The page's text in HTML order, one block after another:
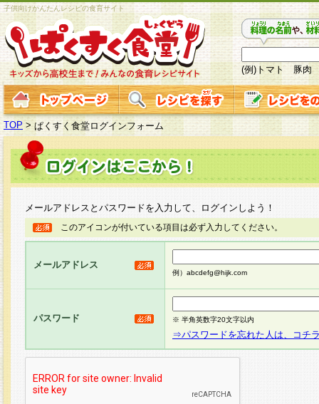
子供向けかんたんレシピの食育サイト
(例)トマト 豚肉
TOP > ぱくすく食堂ログインフォーム
メールアドレスとパスワードを入力して、ログインしよう！
このアイコンが付いている項目は必ず入力してください。
メールアドレス
例）abcdefg@hijk.com
パスワード ※ 半角英数字20文字以内
⇒パスワードを忘れた人は、コチ